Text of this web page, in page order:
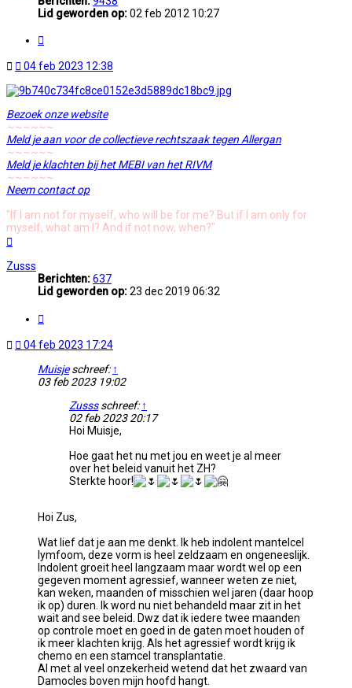
Lid geworden op:02 feb 2012 10:27
Ongelezen
04 feb 2023 12:38
Bezoek onze website
~~~~~~
Meld je aan voor de collectieve rechtszaak tegen Allergan
~~~~~~
Meld je klachten bij het MEBI van het RIVM
~~~~~~
Neem contact op
"If I am not for myself, who will be for me? But if I am only for
myself, what am I? And if not now, when?"
Zusss
Berichten:637
Lid geworden op:23 dec 2019 06:32
Ongelezen
04 feb 2023 17:24
Muisjeschreef: ↑
03 feb 2023 19:02
Zusssschreef: ↑
02 feb 2023 20:17
Hoi Muisje,
Hoe gaat het nu met jou en weet je al meer
over het beleid vanuit het ZH?
Sterkte hoor!
Hoi Zus,
Wat lief dat je aan me denkt. Ik heb indolent mantelcel
lymfoom, deze vorm is heel zeldzaam en ongeneeslijk.
Indolent groeit heel langzaam maar wordt wel op een
gegeven moment agressief, wanneer weten ze niet,
kan weken, maanden of misschien wel jaren (daar hoop
ik op) duren. Ik word nu niet behandeld maar zit in het
wait and see beleid. Dwz dat ik iedere twee maanden
op controle moet en goed in de gaten moet houden of
ik meer klachten krijg. Als het agressief wordt krijg ik
chemo en een stamcel transplantatie.
Al met al veel onzekerheid wetend dat het zwaard van
Damocles boven mijn hoofd hangt.